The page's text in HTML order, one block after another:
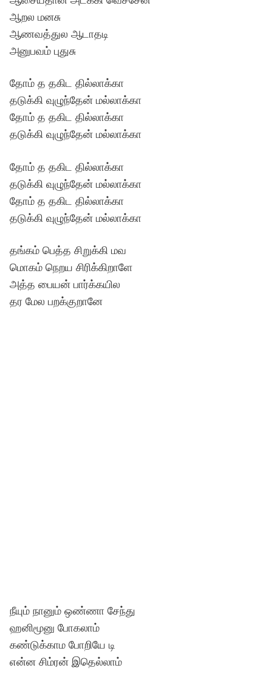
ஆறல மனசு
ஆணவத்துல ஆடாதடி
அனுபவம் புதுசு
தோம் த தகிட தில்லாக்கா
தடுக்கி வுழுந்தேன் மல்லாக்கா
தோம் த தகிட தில்லாக்கா
தடுக்கி வுழுந்தேன் மல்லாக்கா
தோம் த தகிட தில்லாக்கா
தடுக்கி வுழுந்தேன் மல்லாக்கா
தோம் த தகிட தில்லாக்கா
தடுக்கி வுழுந்தேன் மல்லாக்கா
தங்கம் பெத்த சிறுக்கி மவ
மொகம் நெறய சிரிக்கிறாளே
அத்த பையன் பார்க்கயில
தர மேல பறக்குறானே
நீயும் நானும் ஒண்ணா சேந்து
ஹனிமூனு போகலாம்
கண்டுக்காம போறியே டி
என்ன சிம்ரன் இதெல்லாம்